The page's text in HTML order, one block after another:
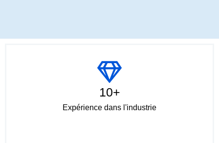
10+
Expérience dans l'industrie